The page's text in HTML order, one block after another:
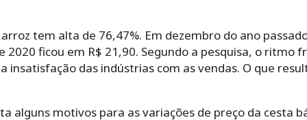
tem alta de 76,47%. Em dezembro do ano
2020 ficou em R$ 21,90. Segundo a pesquisa, o ritmo
insatisfação das indústrias com as vendas. O que
alguns motivos para as variações de preço da cesta